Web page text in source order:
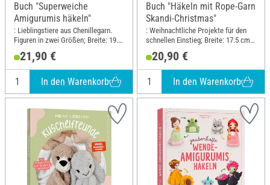
Buch "Superweiche
Amigurumis häkeln"
: Lieblingstiere aus Chenillegarn.
Figuren in zwei Größen; Breite: 19.5
21,90 €
In den Warenkorb
Buch "Häkeln mit Rope-Garn
Skandi-Christmas"
: Weihnachtliche Projekte für den
schnellen Einstieg; Breite: 17.5 cm;
20,90 €
In den Warenkorb